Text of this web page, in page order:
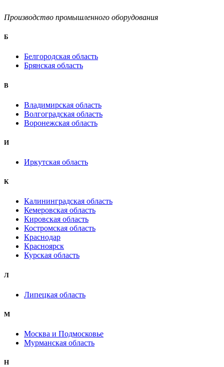
Производство промышленного оборудования
Б
Белгородская область
Брянская область
B
Владимирская область
Волгоградская область
Воронежская область
И
Иркутская область
К
Калининградская область
Кемеровская область
Кировская область
Костромская область
Краснодар
Красноярск
Курская область
Л
Липецкая область
М
Москва и Подмосковье
Мурманская область
Н